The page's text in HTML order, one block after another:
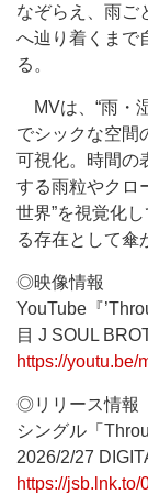
なぞらえ、雨ご
へ辿り着くまで
る。
MVは、“雨・
でシックな空間
可視化。時間の
する雨粒やクロ
世界”を視覚化
る存在として傘
◎映像情報
YouTube『
目 J SOUL
https://youtu.be/
◎リリース情報
シングル「
2026/2/27
https://jsb.lnk.to/